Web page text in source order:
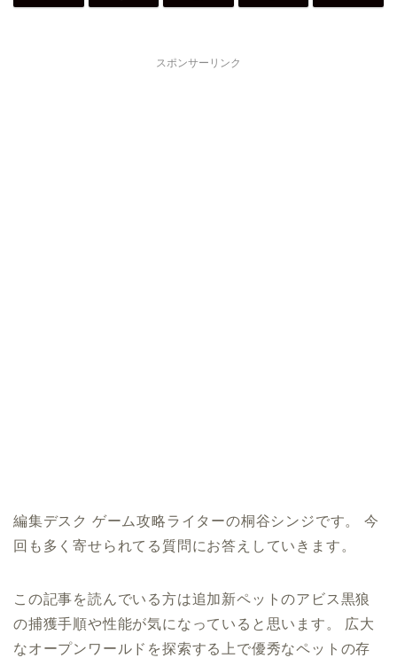
スポンサーリンク
編集デスク ゲーム攻略ライターの桐谷シンジです。 今
回も多く寄せられてる質問にお答えしていきます。
この記事を読んでいる方は追加新ペットのアビス黒狼
の捕獲手順や性能が気になっていると思います。 広大
なオープンワールドを探索する上で優秀なペットの存